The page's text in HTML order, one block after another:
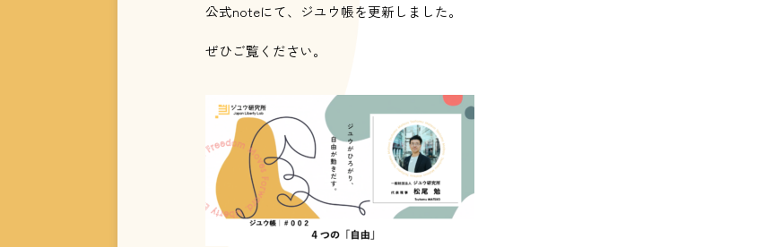
公式noteにて、ジユウ帳を更新しました。
ぜひご覧ください。